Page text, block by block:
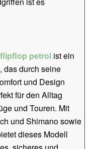
flipflop petrolist ein
das durch seine
und Design
für den Alltag
und Touren. Mit
und Shimano sowie
dieses Modell